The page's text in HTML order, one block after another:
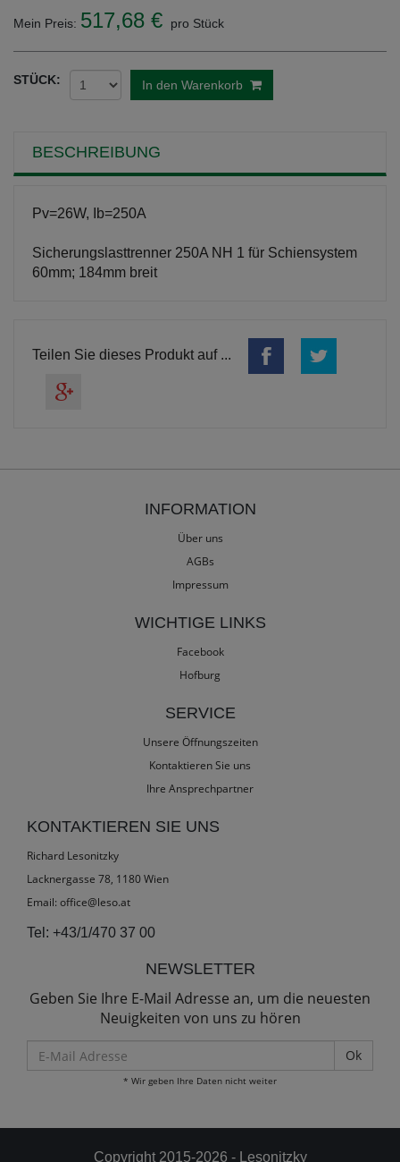
Mein Preis: 517,68 € pro Stück
STÜCK: In den Warenkorb
BESCHREIBUNG
Pv=26W, Ib=250A
Sicherungslasttrenner 250A NH 1 für Schiensystem
60mm; 184mm breit
Teilen Sie dieses Produkt auf ...
INFORMATION
Über uns
AGBs
Impressum
WICHTIGE LINKS
Facebook
Hofburg
SERVICE
Unsere Öffnungszeiten
Kontaktieren Sie uns
Ihre Ansprechpartner
KONTAKTIEREN SIE UNS
Richard Lesonitzky
Lacknergasse 78, 1180 Wien
Email: office@leso.at
Tel: +43/1/470 37 00
NEWSLETTER
Geben Sie Ihre E-Mail Adresse an, um die neuesten
Neuigkeiten von uns zu hören
Mail
Adresse
* Wir geben Ihre Daten nicht weiter
Copyright 2015-2026 - Lesonitzky